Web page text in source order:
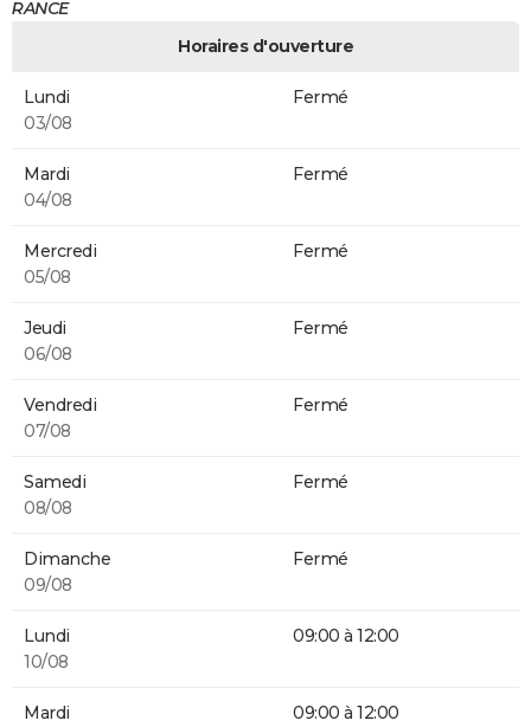
RANCE
Horaires d'ouverture
Lundi
03/08
Fermé
Mardi
04/08
Fermé
Mercredi
05/08
Fermé
Jeudi
06/08
Fermé
Vendredi
07/08
Fermé
Samedi
08/08
Fermé
Dimanche
09/08
Fermé
Lundi
10/08
09:00 à 12:00
Mardi
09:00 à 12:00